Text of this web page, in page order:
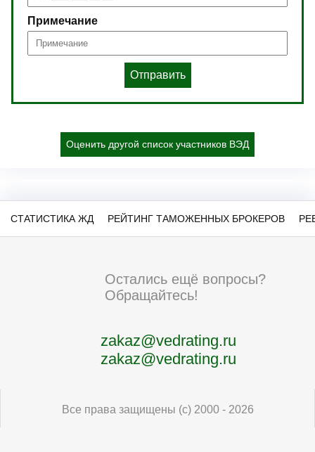
Примечание
Отправить
Оценить другой список участников ВЭД
СТАТИСТИКА ЖД РЕЙТИНГ ТАМОЖЕННЫХ БРОКЕРОВ
Все права защищены (с) 2000 - 2026
Остались ещё вопросы?
Обращайтесь!
zakaz@vedrating.ru
zakaz@vedrating.ru